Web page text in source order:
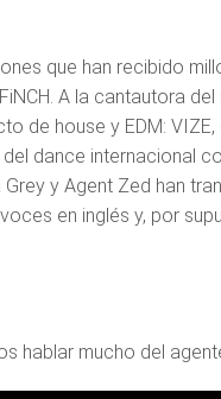
que han recibido
A la cantautora
de house y EDM: VIZE,
dance internacional
y Agent Zed han
en inglés y, por
hablar mucho del